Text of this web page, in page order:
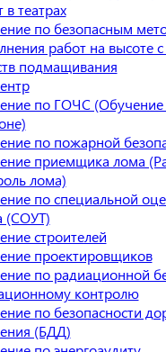
в театрах
по безопасным
работ на высоте
подмащивания
по ГОЧС (Обучение
по пожарной
приемщика лома
лома)
по специальной
(СОУТ)
строителей
проектировщиков
по радиационной
контролю
по безопасности
(БДД)